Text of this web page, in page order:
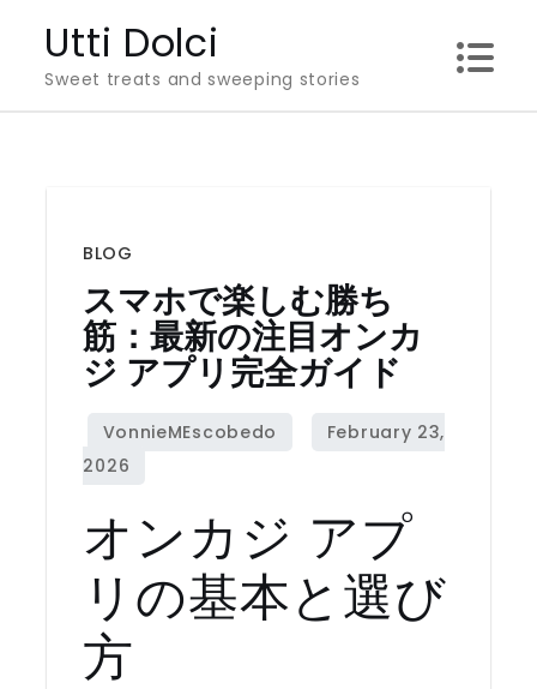
content
Utti Dolci
Sweet treats and sweeping stories
BLOG
スマホで楽しむ勝ち
筋：最新の注目 オンカ
ジ アプリ 完全ガイド
オンカジ アプ
リの基本と選び
方